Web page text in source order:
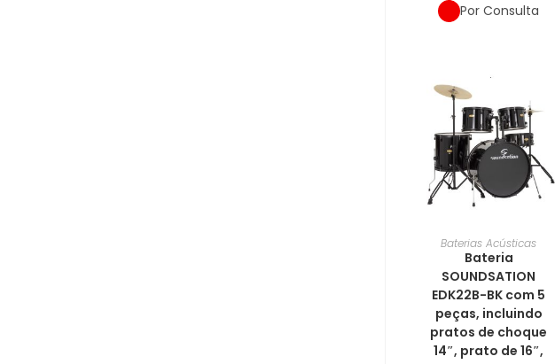
Por Consulta
Baterias Acústicas
Bateria
SOUNDSATION
EDK22B-BK com 5
peças, incluindo
pratos de choque
14″, prato de 16″,